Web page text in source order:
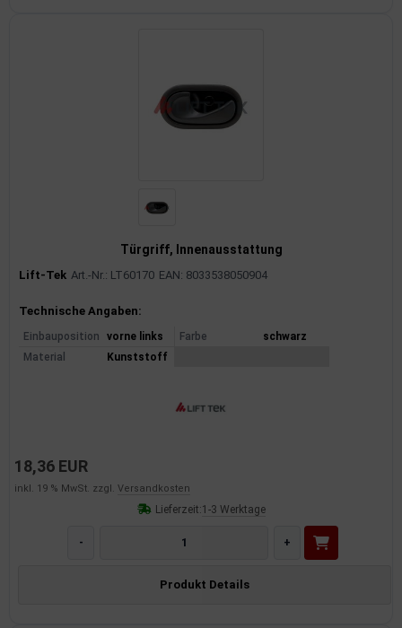
Türgriff, Innenausstattung
Lift-Tek Art.-Nr.: LT60170 EAN: 8033538050904
Produktinformationen
Technische Angaben:
Einbauposition vorne links Farbe
schwarz
Material
Kunststoff
18,36 EUR
inkl. 19 % MwSt. zzgl. Versandkosten
Lieferzeit:1-3 Werktage
- +
Produkt Details